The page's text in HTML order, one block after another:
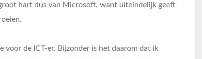
hart dus van Microsoft, want uiteindelijk geeft
voor de ICT-er. Bijzonder is het daarom dat ik